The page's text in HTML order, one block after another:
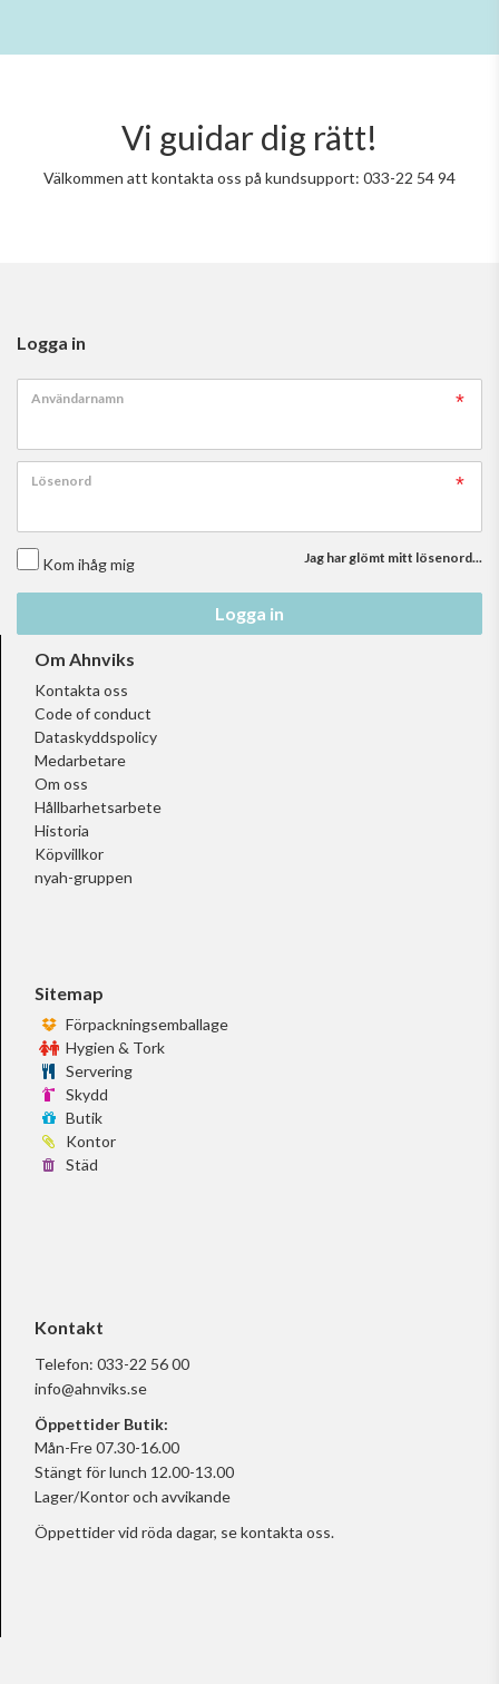
Vi guidar dig rätt!
Välkommen att kontakta oss på kundsupport: 033-22 54 94
Logga in
Användarnamn
Lösenord
Kom ihåg mig Jag har glömt mitt lösenord...
Logga in
Om Ahnviks
Kontakta oss
Code of conduct
Dataskyddspolicy
Medarbetare
Om oss
Hållbarhetsarbete
Historia
Köpvillkor
nyah-gruppen
Sitemap
Förpackningsemballage
Hygien & Tork
Servering
Skydd
Butik
Kontor
Städ
Kontakt
Telefon: 033-22 56 00
info@ahnviks.se
Öppettider Butik:
Mån-Fre 07.30-16.00
Stängt för lunch 12.00-13.00
Lager/Kontor och avvikande
Öppettider vid röda dagar, sekontakta oss.